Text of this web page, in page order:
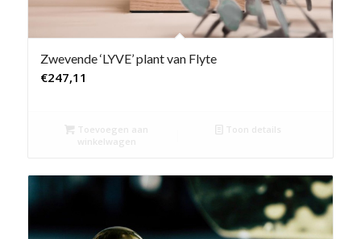
Zwevende ‘LYVE’ plant van Flyte
€247,11
Toevoegen aan
winkelwagen
Toon details